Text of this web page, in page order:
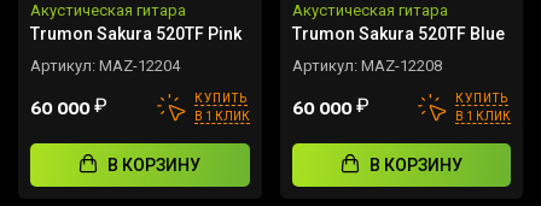
Акустическая гитара
Trumon Sakura 520TF Pink
Артикул: MAZ-12204
60 000₽
КУПИТЬ
В 1 КЛИК
В КОРЗИНУ
Акустическая гитара
Trumon Sakura 520TF Blue
Артикул: MAZ-12208
60 000₽
КУПИТЬ
В 1 КЛИК
В КОРЗИНУ